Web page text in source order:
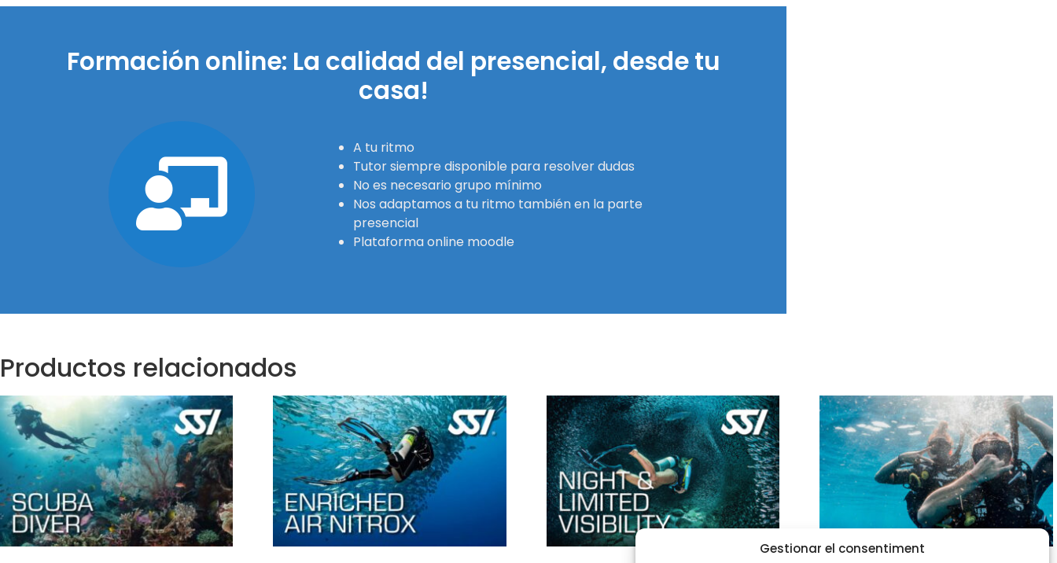
Gestionar el consentiment
Formación online: La calidad del presencial, desde tu
casa!
A tu ritmo
Tutor siempre disponible para resolver dudas
No es necesario grupo mínimo
Nos adaptamos a tu ritmo también en la parte
presencial
Plataforma online moodle
Productos relacionados